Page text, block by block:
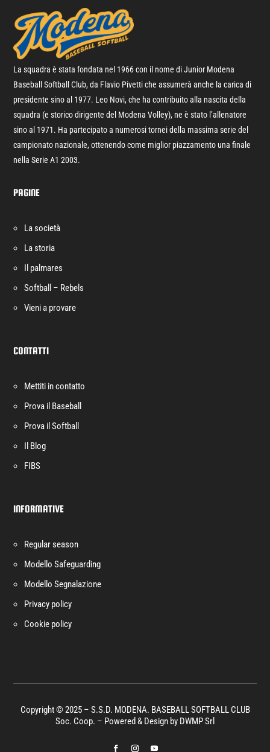
La squadra è stata fondata nel 1966 con il nome di Junior Modena
Baseball Softball Club, da Flavio Pivetti che assumerà anche la carica di
presidente sino al 1977. Leo Novi, che ha contribuito alla nascita della
squadra (e storico dirigente del Modena Volley), ne è stato l’allenatore
sino al 1971. Ha partecipato a numerosi tornei della massima serie del
campionato nazionale, ottenendo come miglior piazzamento una finale
nella Serie A1 2003.
PAGINE
La società
La storia
Il palmares
Softball – Rebels
Vieni a provare
CONTATTI
Mettiti in contatto
Prova il Baseball
Prova il Softball
Il Blog
FIBS
INFORMATIVE
Regular season
Modello Safeguarding
Modello Segnalazione
Privacy policy
Cookie policy
Copyright © 2025 – S.S.D. MODENA. BASEBALL SOFTBALL CLUB
Soc. Coop. – Powered & Design by DWMP Srl